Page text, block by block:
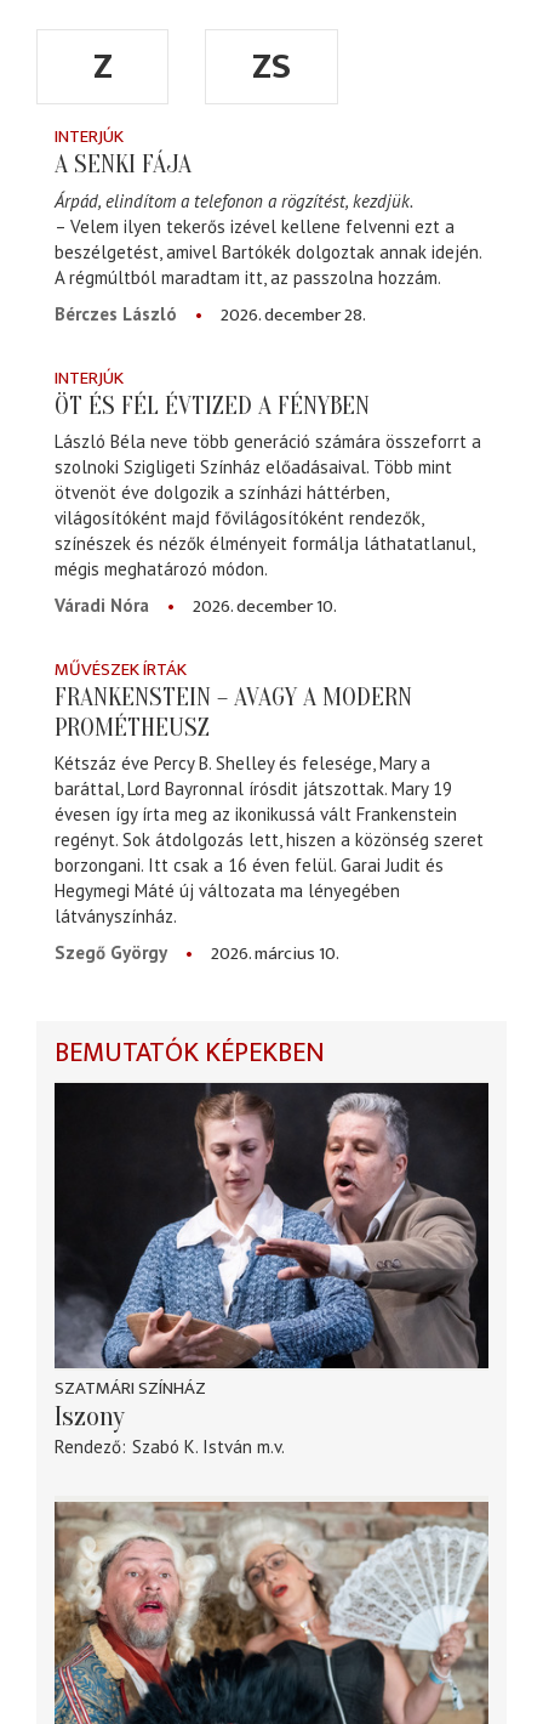
Z ZS
INTERJÚK
A SENKI FÁJA
Árpád, elindítom a telefonon a rögzítést, kezdjük.
– Velem ilyen tekerős izével kellene felvenni ezt a
beszélgetést, amivel Bartókék dolgoztak annak idején.
A régmúltból maradtam itt, az passzolna hozzám.
Bérczes László
2026. december 28.
INTERJÚK
ÖT ÉS FÉL ÉVTIZED A FÉNYBEN
László Béla neve több generáció számára összeforrt a
szolnoki Szigligeti Színház előadásaival. Több mint
ötvenöt éve dolgozik a színházi háttérben,
világosítóként majd fővilágosítóként rendezők,
színészek és nézők élményeit formálja láthatatlanul,
mégis meghatározó módon.
Váradi Nóra
2026. december 10.
MŰVÉSZEK ÍRTÁK
FRANKENSTEIN – AVAGY A MODERN
PROMÉTHEUSZ
Kétszáz éve Percy B. Shelley és felesége, Mary a
baráttal, Lord Bayronnal írósdit játszottak. Mary 19
évesen így írta meg az ikonikussá vált Frankenstein
regényt. Sok átdolgozás lett, hiszen a közönség szeret
borzongani. Itt csak a 16 éven felül. Garai Judit és
Hegymegi Máté új változata ma lényegében
látványszínház.
Szegő György
2026. március 10.
BEMUTATÓK KÉPEKBEN
SZATMÁRI SZÍNHÁZ
Iszony
Rendező Szabó K. István m.v.